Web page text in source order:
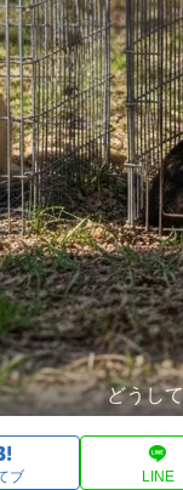
どうし
ブ LINE